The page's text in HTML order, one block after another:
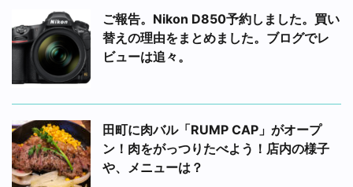
ご報告。Nikon D850予約しました。買い
替えの理由をまとめました。ブログでレ
ビューは追々。
田町に肉バル「RUMP CAP」がオープ
ン！肉をがっつりたべよう！店内の様子
や、メニューは？